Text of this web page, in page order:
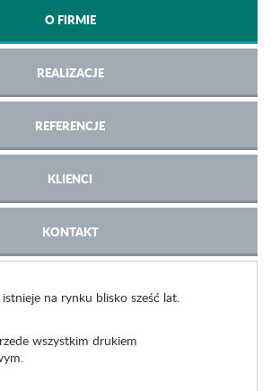
O FIRMIE
REALIZACJE
REFERENCJE
KLIENCI
KONTAKT
na rynku blisko sześć lat.
wszystkim drukiem